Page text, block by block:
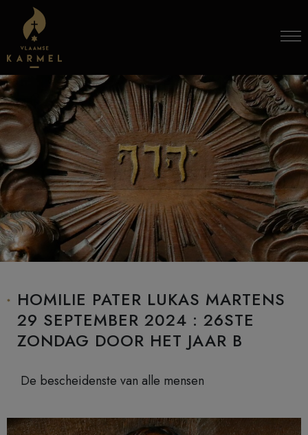
Skip to content
HOMILIE PATER LUKAS MARTENS
29 SEPTEMBER 2024 : 26STE
ZONDAG DOOR HET JAAR B
De bescheidenste van alle mensen